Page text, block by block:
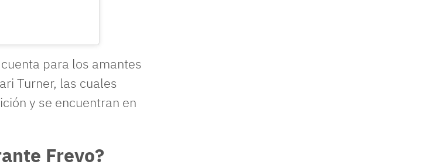
para los amantes
Turner, las cuales
y se encuentran en
Frevo?